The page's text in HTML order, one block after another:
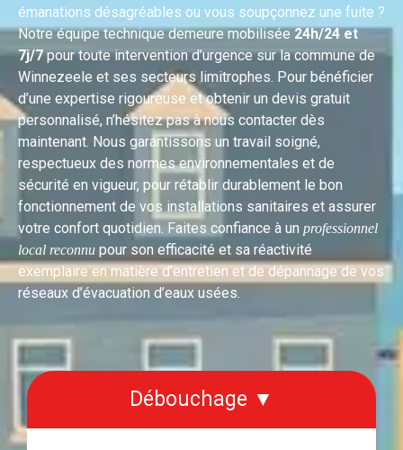
émanations désagréables ou vous soupçonnez une fuite ?
Notre équipe technique demeure mobilisée24h/24 et
7j/7pour toute intervention d’urgence sur la commune de
Winnezeele et ses secteurs limitrophes. Pour bénéficier
d’une expertise rigoureuse et obtenir un devis gratuit
personnalisé, n’hésitez pas à nous contacter dès
maintenant. Nous garantissons un travail soigné,
respectueux des normes environnementales et de
sécurité en vigueur, pour rétablir durablement le bon
fonctionnement de vos installations sanitaires et assurer
votre confort quotidien. Faites confiance à un professionnel
local reconnu pour son efficacité et sa réactivité
exemplaire en matière d’entretien et de dépannage de vos
réseaux d’évacuation d’eaux usées.
Débouchage ▼